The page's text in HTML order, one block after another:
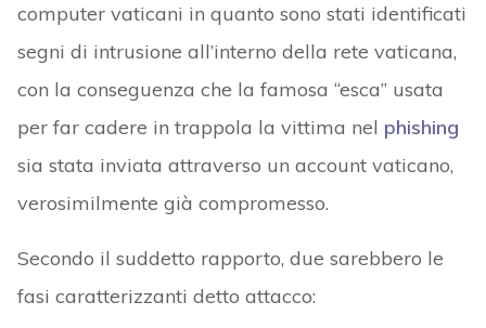
computer vaticani in quanto sono stati identificati
segni di intrusione all’interno della rete vaticana,
con la conseguenza che la famosa “esca” usata
per far cadere in trappola la vittima nel phishing
sia stata inviata attraverso un account vaticano,
verosimilmente già compromesso.
Secondo il suddetto rapporto, due sarebbero le
fasi caratterizzanti detto attacco: